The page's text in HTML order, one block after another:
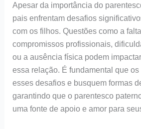
Apesar da importância do
pais enfrentam desafios
com os filhos. Questões como a
compromissos profissionais,
ou a ausência física podem
essa relação. É fundamental que
esses desafios e busquem formas
garantindo que o parentesco
uma fonte de apoio e amor para